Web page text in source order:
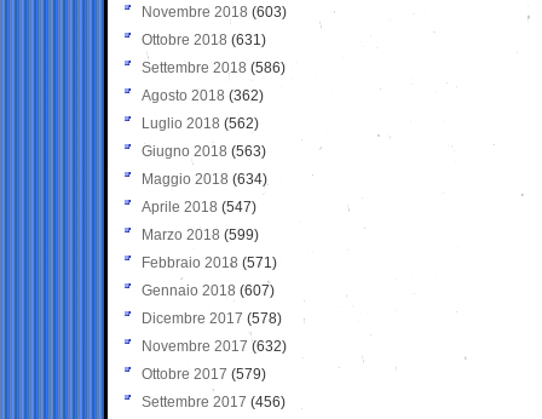
Novembre 2018 (603)
Ottobre 2018 (631)
Settembre 2018 (586)
Agosto 2018 (362)
Luglio 2018 (562)
Giugno 2018 (563)
Maggio 2018 (634)
Aprile 2018 (547)
Marzo 2018 (599)
Febbraio 2018 (571)
Gennaio 2018 (607)
Dicembre 2017 (578)
Novembre 2017 (632)
Ottobre 2017 (579)
Settembre 2017 (456)